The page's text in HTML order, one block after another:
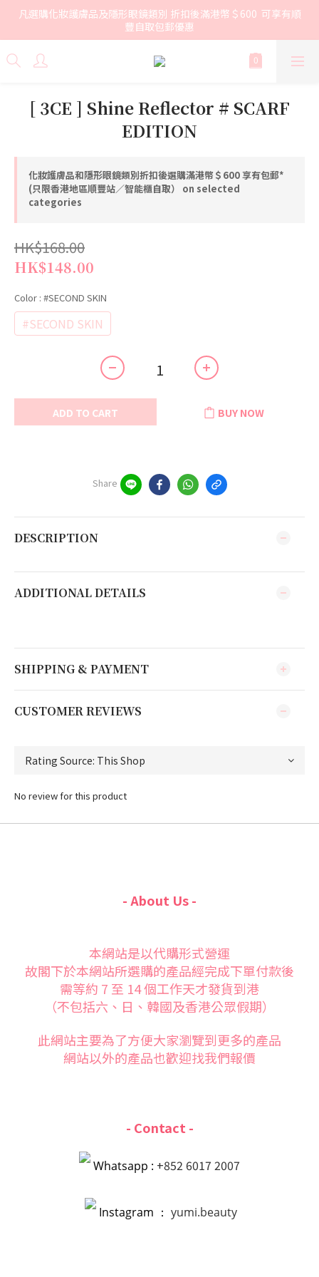
凡選購化妝護膚品及隱形眼鏡類別 折扣後滿港幣＄600  可享有順
豐自取包郵優惠
[ 3CE ] Shine Reflector # SCARF
EDITION
化妝護膚品和隱形眼鏡類別折扣後選購滿港幣＄600 享有包郵*
(只限香港地區順豐站／智能櫃自取） on selected
categories
HK$168.00
HK$148.00
Color : #SECOND SKIN
#SECOND SKIN
ADD TO CART BUY NOW
Share
DESCRIPTION
ADDITIONAL DETAILS
SHIPPING & PAYMENT
CUSTOMER REVIEWS
No review for this product
- About Us -
本網站是以代購形式營運
故閣下於本網站所選購的產品經完成下單付款後
需等約 7 至 14 個工作天才發貨到港
（不包括六、日、韓國及香港公眾假期）
此網站主要為了方便大家瀏覽到更多的產品
網站以外的產品也歡迎找我們報價
- Contact -
Whatsapp : +852 6017 2007
Instagram ： yumi.beauty